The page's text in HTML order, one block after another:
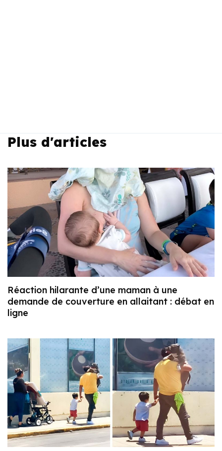
Plus d'articles
Réaction hilarante d’une maman à une
demande de couverture en allaitant : débat en
ligne